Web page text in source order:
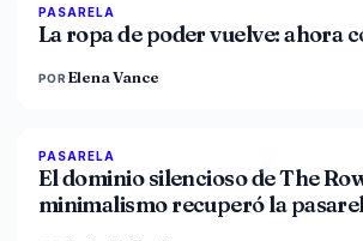
PASARELA
La ropa de poder vuelve: ahora
POR Elena Vance
PASARELA
El dominio silencioso de The
minimalismo recuperó la